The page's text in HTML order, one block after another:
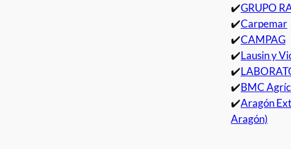
✔️GRUPO
✔️Carpemar
✔️CAMPAG
✔️Lausin y
✔️
✔️BMC
✔️Aragón
Aragón)